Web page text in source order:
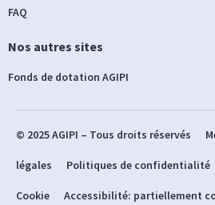
FAQ
Nos autres sites
Fonds de dotation AGIPI
© 2025 AGIPI – Tous droits réservés
légales Politiques de confidentialité
Cookie Accessibilité: partiellement